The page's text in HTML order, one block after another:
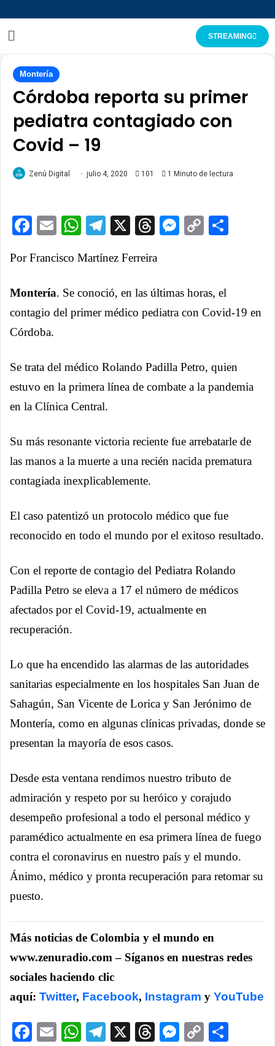
STREAMING
Montería
Córdoba reporta su primer
pediatra contagiado con
Covid – 19
Zenú Digital julio 4, 2020 101 1 Minuto de lectura
Facebook
EmailWhatsApp
Telegram
X ThreadsCopy
Por Francisco Martínez Ferreira
Montería. Se conoció, en las últimas horas, el
contagio del primer médico pediatra con Covid-19 en
Córdoba.
Se trata del médico Rolando Padilla Petro, quien
estuvo en la primera línea de combate a la pandemia
en la Clínica Central.
Su más resonante victoria reciente fue arrebatarle de
las manos a la muerte a una recién nacida prematura
contagiada inexplicablemente.
El caso patentizó un protocolo médico que fue
reconocido en todo el mundo por el exitoso resultado.
Con el reporte de contagio del Pediatra Rolando
Padilla Petro se eleva a 17 el número de médicos
afectados por el Covid-19, actualmente en
recuperación.
Lo que ha encendido las alarmas de las autoridades
sanitarias especialmente en los hospitales San Juan de
Sahagún, San Vicente de Lorica y San Jerónimo de
Montería, como en algunas clínicas privadas, donde se
presentan la mayoría de esos casos.
Desde esta ventana rendimos nuestro tributo de
admiración y respeto por su heróico y corajudo
desempeño profesional a todo el personal médico y
paramédico actualmente en esa primera línea de fuego
contra el coronavirus en nuestro país y el mundo.
Ánimo, médico y pronta recuperación para retomar su
puesto.
Más noticias de Colombia y el mundo en
www.zenuradio.com – Síganos en nuestras redes
sociales haciendo clic
aquí: Twitter, Facebook, Instagram y YouTube
Facebook
EmailWhatsApp
Telegram
X ThreadsCopy